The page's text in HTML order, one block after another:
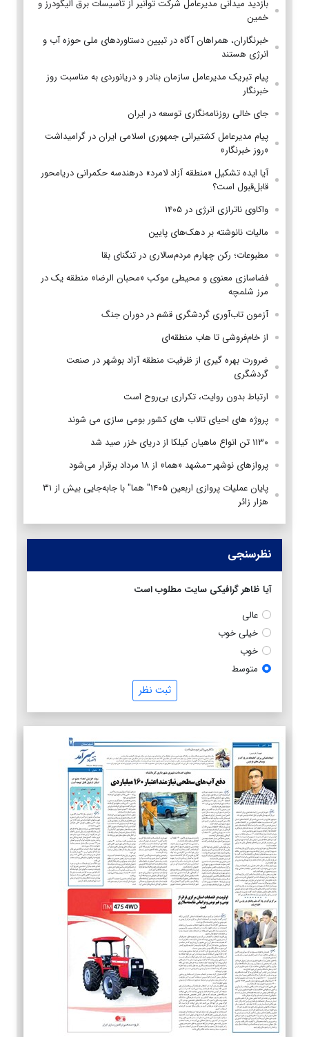
بازدید میدانی مدیرعامل شرکت توانیر از تأسیسات برق الیگودرز و
خمین
خبرنگاران، همراهان آگاه در تبیین دستاوردهای ملی حوزه آب و
انرژی هستند
پیام تبریک مدیرعامل سازمان بنادر و دریانوردی به مناسبت روز
خبرنگار
جای خالی روزنامه‌نگاری توسعه در ایران
پیام مدیرعامل کشتیرانی جمهوری اسلامی ایران در گرامیداشت
«روز خبرنگار»
آیا ایده تشکیل «منطقه آزاد لامرد» درهندسه حکمرانی دریامحور
قابل‌قبول است؟
واکاوی ناترازی انرژی در ۱۴۰۵
مالیات نانوشته بر دهک‌های پایین
مطبوعات؛ رکن چهارم مردم‌سالاری در تنگنای بقا
فضاسازی معنوی و محیطی موکب «محبان الرضا» منطقه یک در
مرز شلمچه
آزمون تاب‌آوری گردشگری قشم در دوران جنگ
از خام‌فروشی تا هاب منطقه‌ای
ضرورت بهره گیری از ظرفیت منطقه آزاد بوشهر در صنعت
گردشگری
ارتباط بدون روایت، تکراری بی‌روح است
پروژه های احیای تالاب های کشور بومی سازی می شوند
۱۱۳۰ تن انواع ماهیان کیلکا از دریای خزر صید شد
پروازهای نوشهر–مشهد «هما» از ۱۸ مرداد برقرار می‌شود
پایان عملیات پروازی اربعین ۱۴۰۵" هما" با جابه‌جایی بیش از ۳۱
هزار زائر
نظرسنجی
آیا ظاهر گرافیکی سایت مطلوب است
عالی
خیلی خوب
خوب
متوسط
ثبت نظر